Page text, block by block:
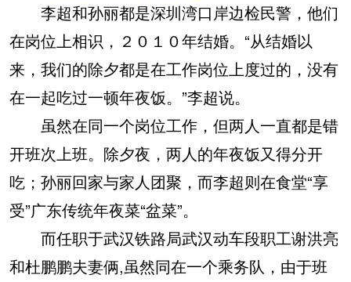
李超和孙丽都是深圳湾口岸边检民警，他们
在岗位上相识，２０１０年结婚。“从结婚以
来，我们的除夕都是在工作岗位上度过的，没有
在一起吃过一顿年夜饭。”李超说。
虽然在同一个岗位工作，但两人一直都是错
开班次上班。除夕夜，两人的年夜饭又得分开
吃；孙丽回家与家人团聚，而李超则在食堂“享
受”广东传统年夜菜“盆菜”。
而任职于武汉铁路局武汉动车段职工谢洪亮
和杜鹏鹏夫妻俩,虽然同在一个乘务队，由于班